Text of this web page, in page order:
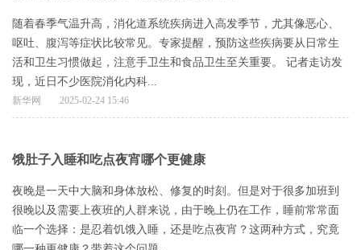
随着春季气温升高，消化道系统疾病进入高发季节，尤其像恶心、
呕吐、腹泻等症状比较常见。专家提醒，预防这些疾病要从日常生
活和卫生习惯做起，注意手卫生和食品卫生至关重要。 记者走访发
现，近日不少医院消化内科...
新华网 2025-02-24 15:46
饿肚子入睡和吃点夜宵哪个更健康
夜晚是一天中大脑和身体放松、修复的时刻。但是对于很多加班到
很晚以及需要上夜班的人群来说，由于晚上仍在工作，睡前常常面
临一个选择：是忍着饥饿入睡，还是吃点夜宵？这两种方式，究竟